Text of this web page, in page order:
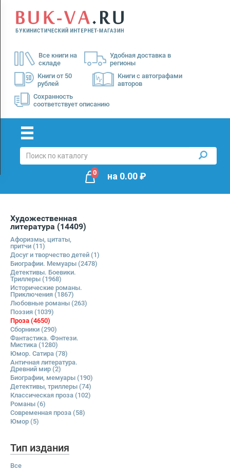
Все книги на
складе
Удобная доставка в
регионы
Книги от 50
рублей
Книги с автографами
авторов
Сохранность
соответствует описанию
Menu
Доставка
Оплата
0 на 0.00₽
Художественная
литература (14409)
Афоризмы, цитаты,
притчи (11)
Досуг и творчество детей (1)
Биографии. Мемуары (2478)
Детективы. Боевики.
Триллеры (1968)
Исторические романы.
Приключения (1867)
Любовные романы (263)
Поэзия (1039)
Проза (4650)
Сборники (290)
Фантастика. Фэнтези.
Мистика (1280)
Юмор. Сатира (78)
Античная литература.
Древний мир (2)
Биографии, мемуары (190)
Детективы, триллеры (74)
Классическая проза (102)
Романы (6)
Современная проза (58)
Юмор (5)
Тип издания
Все